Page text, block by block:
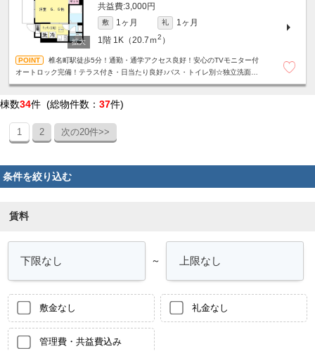
3,000円
敷 1ヶ月 礼
1ヶ月
1階 1K（20.7ｍ2 ）
椎名町駅徒歩5分！通勤・通学アクセス良好！安心のTVモニター付
オートロック完備！テラス付き・日当たり良好♪バス・トイレ別☆独立洗面台
棟数34件 (総物件数： 37件)
1 2 次の20件>>
条件を絞り込む
賃料
～
敷金なし 礼金なし
管理費・共益費込み